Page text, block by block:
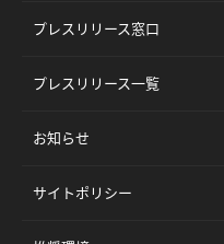
プレスリリース窓口
プレスリリース一覧
お知らせ
サイトポリシー